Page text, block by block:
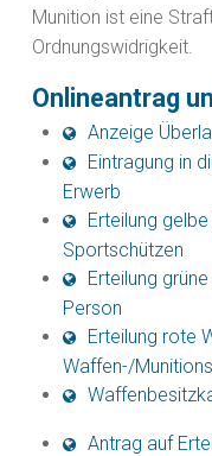
Munition ist eine
Ordnungswidrigkeit.
Onlineantrag
Anzeige
Eintragung in
Erwerb
Erteilung
Sportschützen
Erteilung
Person
Erteilung rote
Waffen-/
Antrag auf